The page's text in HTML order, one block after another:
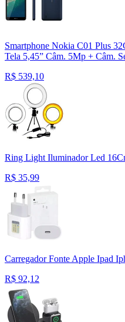
Smartphone Nokia C01 Plus
Tela 5,45” Câm. 5Mp + Câm.
R$ 539,10
Ring Light Iluminador Led
R$ 35,99
Carregador Fonte Apple Ipad
R$ 92,12